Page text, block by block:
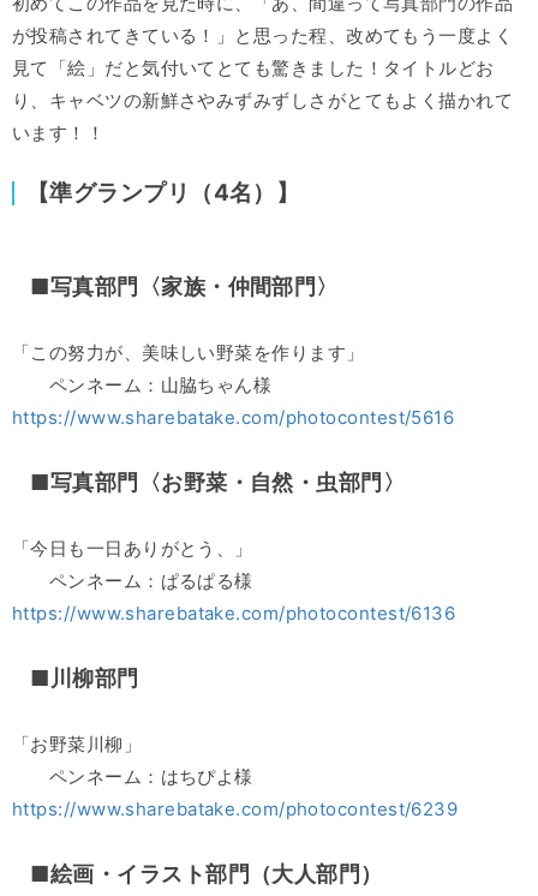
が投稿されてきている！」と思った程、改めてもう一度よく
見て「絵」だと気付いてとても驚きました！タイトルどお
り、キャベツの新鮮さやみずみずしさがとてもよく描かれて
います！！
【準グランプリ（4名）】
■写真部門〈家族・仲間部門〉
「この努力が、美味しい野菜を作ります」
ペンネーム：山脇ちゃん様
https://www.sharebatake.com/photocontest/5616
■写真部門〈お野菜・自然・虫部門〉
「今日も一日ありがとう、」
ペンネーム：ぱるぱる様
https://www.sharebatake.com/photocontest/6136
■川柳部門
「お野菜川柳」
ペンネーム：はちぴよ様
https://www.sharebatake.com/photocontest/6239
■絵画・イラスト部門（大人部門）